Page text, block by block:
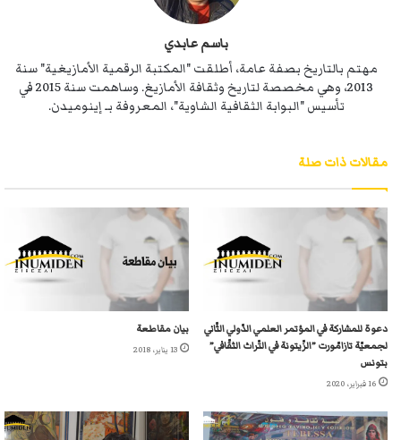
باسم عابدي
مهتم بالتاريخ بصفة عامة، أطلقت "المكتبة الرقمية الأمازيغية" سنة
2013، وهي مخصصة لتاريخ وثقافة الأمازيغ. وساهمت سنة 2015 في
تأسيس "البوابة الثقافية الشاوية"، المعروفة بـ إينوميدن.
مقالات ذات صلة
دعوة للمشاركة في المؤتمر العلمي الدّولي الثّاني
لجمعيّة تازامّورت ”الزّيتونة في التّراث الثقّافي”
بتونس
16 فبراير، 2020
بيان مقاطعة
13 يناير، 2018